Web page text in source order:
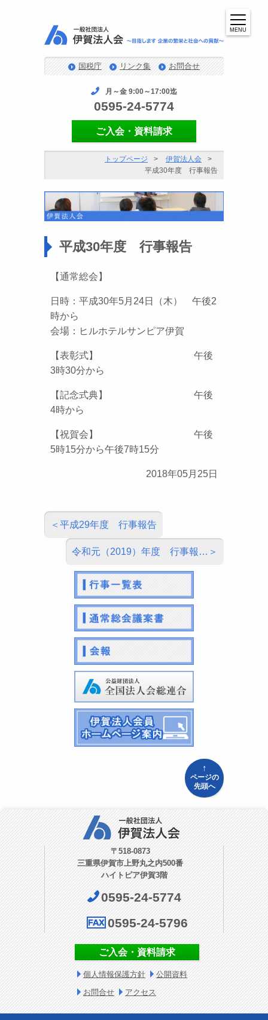
国税庁 リンク集 お問合せ
月～金 9:00～17:00迄
0595-24-5774
ご入会・資料請求
MENU
トップページ
伊賀法人会
平成30年度 行事報告
平成30年度 行事報告
【通常総会】
日時：平成30年5月24日（木） 午後2
時から
会場：ヒルホテルサンピア伊賀
【表彰式】 午後
3時30分から
【記念式典】 午後
4時から
【祝賀会】 午後
5時15分から午後7時15分
2018年05月25日
平成29年度 行事報告
令和元（2019）年度 行事報…
↑
ページの
先頭へ
〒518-0873
三重県伊賀市上野丸之内500番
ハイトピア伊賀3階
0595-24-5774
0595-24-5796
ご入会・資料請求
個人情報保護方針
公開資料
お問合せ
アクセス